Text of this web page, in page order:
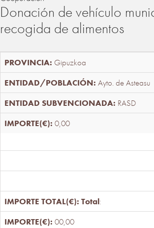
Donación de vehículo
recogida de alimentos
Gipuzkoa
Ayto. de Asteasu
RASD
0,00
Total:
00,00